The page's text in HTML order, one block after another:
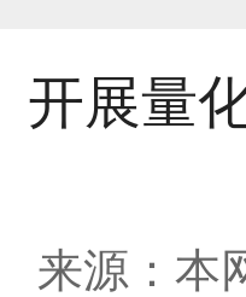
开展量
来源：本